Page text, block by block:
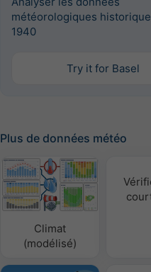
météorologiques
1940
Try it for Basel
Plus de données météo
Climat
(modélisé)